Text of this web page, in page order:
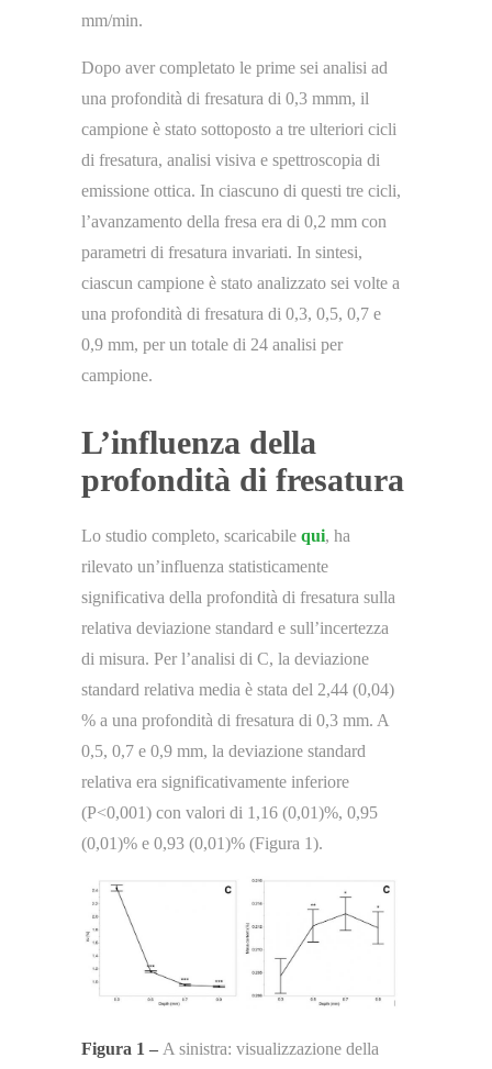
mm/min.
Dopo aver completato le prime sei analisi ad
una profondità di fresatura di 0,3 mmm, il
campione è stato sottoposto a tre ulteriori cicli
di fresatura, analisi visiva e spettroscopia di
emissione ottica. In ciascuno di questi tre cicli,
l’avanzamento della fresa era di 0,2 mm con
parametri di fresatura invariati. In sintesi,
ciascun campione è stato analizzato sei volte a
una profondità di fresatura di 0,3, 0,5, 0,7 e
0,9 mm, per un totale di 24 analisi per
campione.
L’influenza della
profondità di fresatura
Lo studio completo, scaricabile qui, ha
rilevato un’influenza statisticamente
significativa della profondità di fresatura sulla
relativa deviazione standard e sull’incertezza
di misura. Per l’analisi di C, la deviazione
standard relativa media è stata del 2,44 (0,04)
% a una profondità di fresatura di 0,3 mm. A
0,5, 0,7 e 0,9 mm, la deviazione standard
relativa era significativamente inferiore
(P<0,001) con valori di 1,16 (0,01)%, 0,95
(0,01)% e 0,93 (0,01)% (Figura 1).
Figura 1 – A sinistra: visualizzazione della